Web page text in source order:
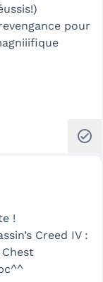
pour
check_circle
!
Creed IV :